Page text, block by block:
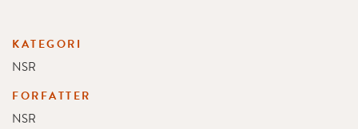
KATEGORI
NSR
FORFATTER
NSR